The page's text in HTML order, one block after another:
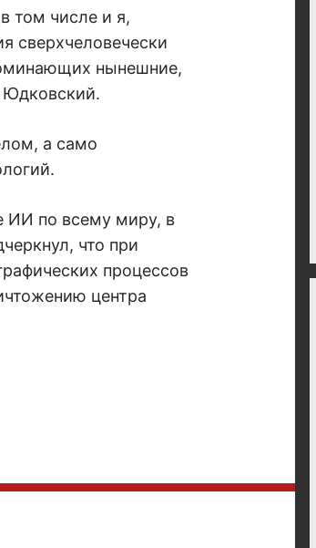
том числе и я,
сверхчеловечески
нынешние,
Юдковский.
а само
ИИ по всему миру, в
что при
процессов
центра